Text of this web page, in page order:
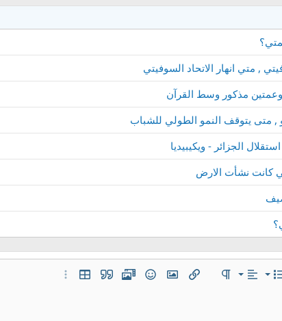
, متي انهار الاتحاد السوفيتي
وعمتين مذكور وسط القرآن
متى يتوقف النمو الطولي للشباب
الجزائر - ويكيبيديا
كانت نشأت الارض
قائمة مرتبة
المحاذاة
لليسارتنسيق الفقرة عادي إدراج رابطإدراج صورةالإبتسامات
ميديا إقتباسإدراج جدولخيارات إضافية…